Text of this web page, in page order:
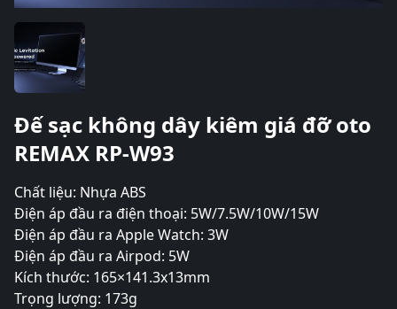
Đế sạc không dây kiêm giá đỡ oto
REMAX RP-W93
Chất liệu: Nhựa ABS
Điện áp đầu ra điện thoại: 5W/7.5W/10W/15W
Điện áp đầu ra Apple Watch: 3W
Điện áp đầu ra Airpod: 5W
Kích thước: 165×141.3x13mm
Trọng lượng: 173g